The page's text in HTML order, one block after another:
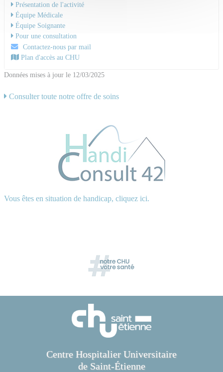
Présentation de l'activité
Équipe Médicale
Équipe Soignante
Pour une consultation
Contactez-nous par mail
Plan d'accès au CHU
Données mises à jour le 12/03/2025
Consulter toute notre offre de soins
Vous êtes en situation de handicap, cliquez ici.
Centre Hospitalier Universitaire
de Saint-Étienne